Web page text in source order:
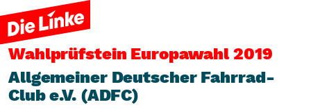
Wahlprüfstein Europawahl 2019
Allgemeiner Deutscher Fahrrad-
Club e.V. (ADFC)